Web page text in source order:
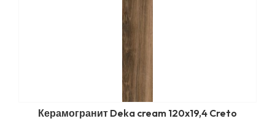
Керамогранит Deka cream 120x19,4 Creto